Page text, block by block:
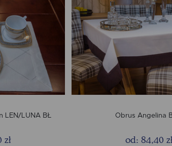
LEN/LUNA BŁ
zł
Obrus Angelina
od: 84,40